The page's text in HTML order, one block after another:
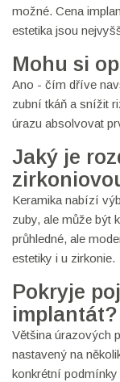
možné. Cena
estetika jsou
Mohu si
Ano - čím dříve
zubní tkáň a snížit
úrazu absolvovat
Jaký je
Keramika nabízí
zuby, ale může být
průhledné, ale
estetiky i u zirkonie.
Pokryje
implantát?
Většina úrazových
nastavený na
konkrétní